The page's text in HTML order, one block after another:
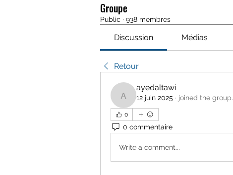
Groupe
Public · 938 membres
Discussion Médias
Retour
ayedaltawi
ayedaltawi
12 juin 2025 · joined the group.
0
0 commentaire
Write a comment...